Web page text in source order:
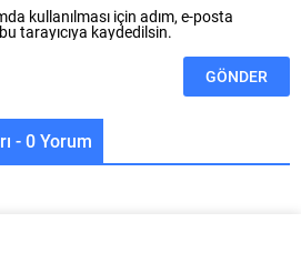
kullanılması için adım, e-posta
tarayıcıya kaydedilsin.
- 0 Yorum